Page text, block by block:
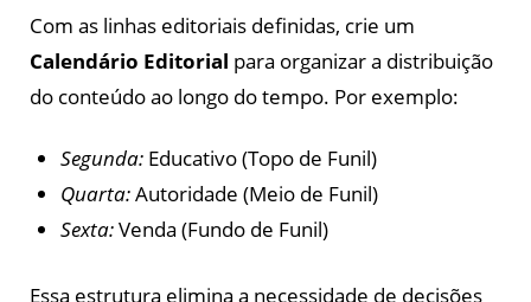
Com as linhas editoriais definidas, crie um
Calendário Editorial para organizar a distribuição
do conteúdo ao longo do tempo. Por exemplo:
Segunda:Educativo (Topo de Funil)
Quarta:Autoridade (Meio de Funil)
Sexta:Venda (Fundo de Funil)
Essa estrutura elimina a necessidade de decisões